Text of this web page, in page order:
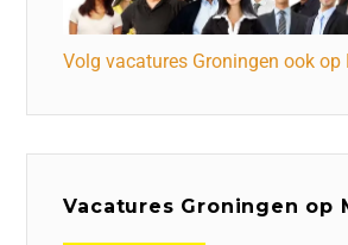
Volg vacatures Groningen ook op
Vacatures Groningen op